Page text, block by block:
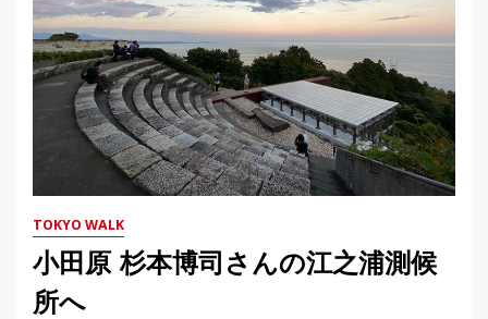
TOKYO WALK
小田原 杉本博司さんの江之浦測候
所へ